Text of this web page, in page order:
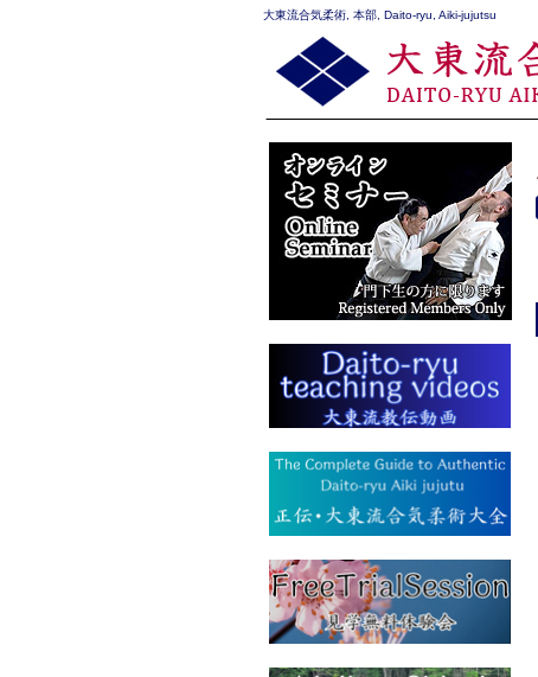
大東流合気柔術, 本部, Daito-ryu, Aiki-jujutsu